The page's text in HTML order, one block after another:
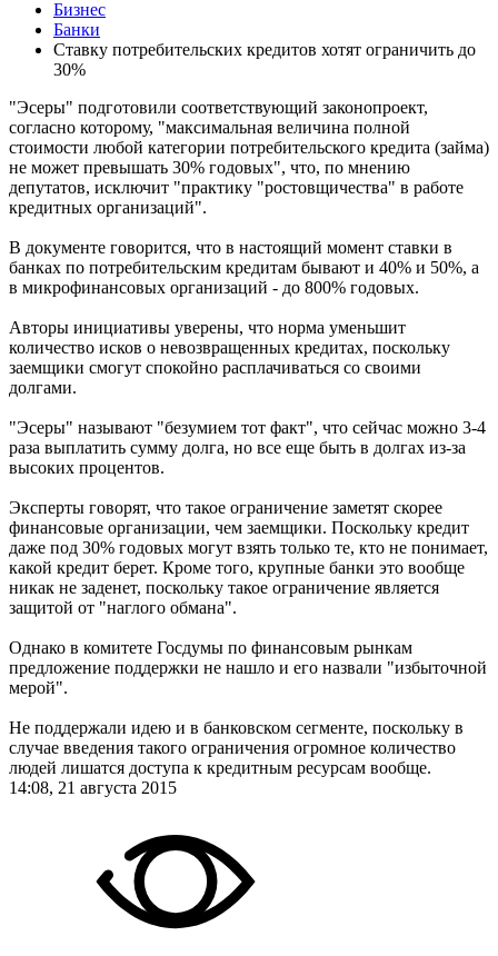
Бизнес
Банки
Ставку потребительских кредитов хотят ограничить до
30%
"Эсеры" подготовили соответствующий законопроект,
согласно которому, "максимальная величина полной
стоимости любой категории потребительского кредита (займа)
не может превышать 30% годовых", что, по мнению
депутатов, исключит "практику "ростовщичества" в работе
кредитных организаций".
В документе говорится, что в настоящий момент ставки в
банках по потребительским кредитам бывают и 40% и 50%, а
в микрофинансовых организаций - до 800% годовых.
Авторы инициативы уверены, что норма уменьшит
количество исков о невозвращенных кредитах, поскольку
заемщики смогут спокойно расплачиваться со своими
долгами.
"Эсеры" называют "безумием тот факт", что сейчас можно 3-4
раза выплатить сумму долга, но все еще быть в долгах из-за
высоких процентов.
Эксперты говорят, что такое ограничение заметят скорее
финансовые организации, чем заемщики. Поскольку кредит
даже под 30% годовых могут взять только те, кто не понимает,
какой кредит берет. Кроме того, крупные банки это вообще
никак не заденет, поскольку такое ограничение является
защитой от "наглого обмана".
Однако в комитете Госдумы по финансовым рынкам
предложение поддержки не нашло и его назвали "избыточной
мерой".
Не поддержали идею и в банковском сегменте, поскольку в
случае введения такого ограничения огромное количество
людей лишатся доступа к кредитным ресурсам вообще.
14:08, 21 августа 2015